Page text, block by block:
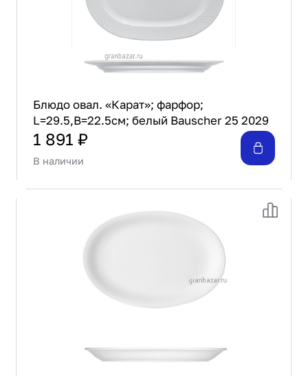
Блюдо овал. «Карат»; фарфор;
L=29.5,B=22.5см; белый Bauscher 25 2029
1 891 ₽
В наличии